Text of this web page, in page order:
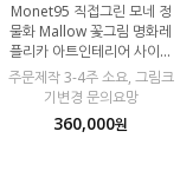
Monet95 직접그린 모네 정
물화 Mallow 꽃그림 명화레
플리카 아트인테리어 사이즈
64x80cm 100% 수작업 캔
버스유화 모사화
주문제작 3-4주 소요, 그림크
기변경 문의요망
360,000원